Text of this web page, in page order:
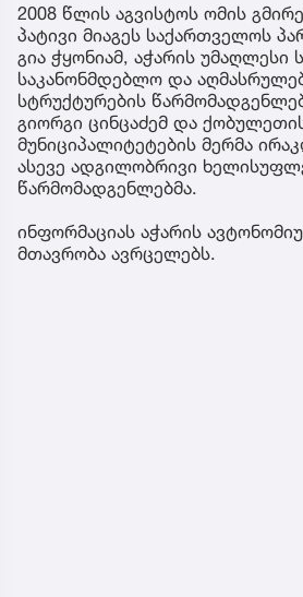
2008 წლის აგვისტოს ომის
პატივი მიაგეს საქართველოს
გია ჭყონიამ, აჭარის უმაღლესი
საკანონმდებლო და
სტრუქტურების
გიორგი ცინცაძემ და
მუნიციპალიტეტების მერმა
ასევე ადგილობრივი
წარმომადგენლებმა.
ინფორმაციას აჭარის
მთავრობა ავრცელებს.